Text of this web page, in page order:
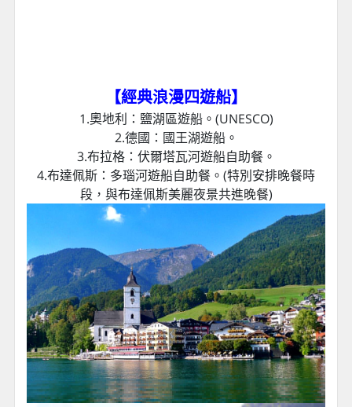
【經典浪漫四遊船】
1.奧地利：鹽湖區遊船。(UNESCO)
2.德國：國王湖遊船。
3.布拉格：伏爾塔瓦河遊船自助餐。
4.布達佩斯：多瑙河遊船自助餐。(特別安排晚餐時
段，與布達佩斯美麗夜景共進晚餐)